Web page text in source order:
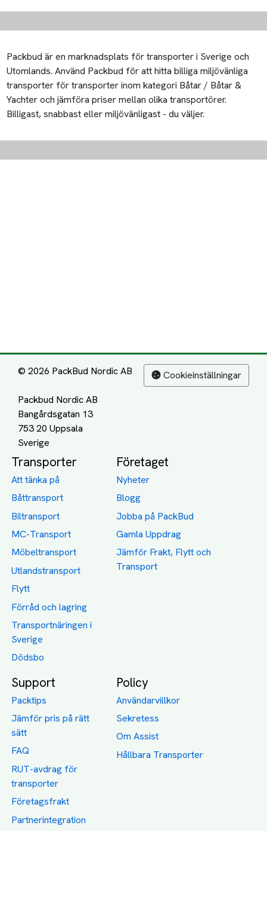
Packbud är en marknadsplats för transporter i Sverige och
Utomlands. Använd Packbud för att hitta billiga miljövänliga
transporter för transporter inom kategori Båtar / Båtar &
Yachter och jämföra priser mellan olika transportörer.
Billigast, snabbast eller miljövänligast - du väljer.
© 2026 PackBud Nordic AB
Packbud Nordic AB
Bangårdsgatan 13
753 20 Uppsala
Cookieinställningar
Transporter
Att tänka på
Båttransport
Biltransport
MC-Transport
Möbeltransport
Utlandstransport
Flytt
Förråd och lagring
Transportnäringen i
Sverige
Dödsbo
Företaget
Nyheter
Blogg
Jobba på PackBud
Gamla Uppdrag
Jämför Frakt, Flytt och
Transport
Support
Packtips
Jämför pris på rätt
sätt
FAQ
RUT-avdrag för
transporter
Företagsfrakt
Partnerintegration
Policy
Användarvillkor
Sekretess
Om Assist
Hållbara Transporter